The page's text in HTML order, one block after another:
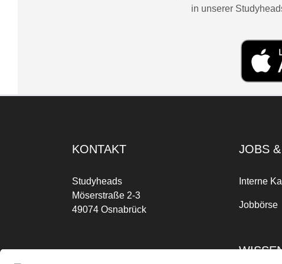
in unserer
KONTAKT
Studyheads
Möserstraße 2-3
49074 Osnabrück
JOBS
Interne
Jobbörse